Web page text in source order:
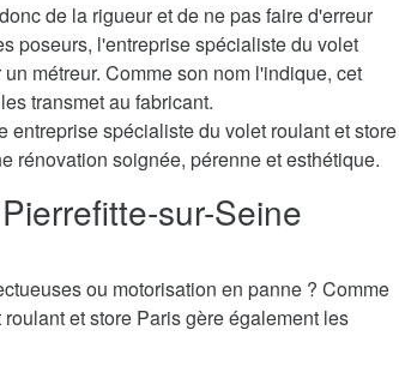
de la rigueur et de ne pas faire d'erreur
poseurs, l'entreprise spécialiste du volet
métreur. Comme son nom l'indique, cet
transmet au fabricant.
entreprise spécialiste du volet roulant et store
rénovation soignée, pérenne et esthétique.
sur-Seine
ou motorisation en panne ? Comme
et store Paris gère également les